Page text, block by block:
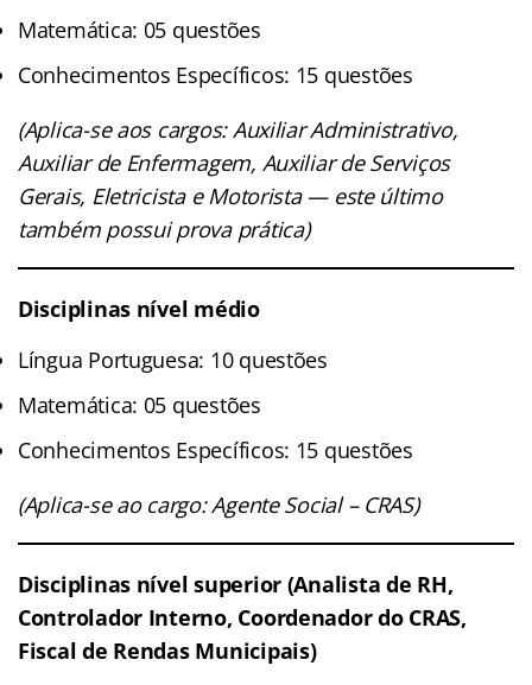
Matemática: 05 questões
Conhecimentos Específicos: 15 questões
(Aplica-se aos cargos: Auxiliar Administrativo,
Auxiliar de Enfermagem, Auxiliar de Serviços
Gerais, Eletricista e Motorista — este último
também possui prova prática)
Disciplinas nível médio
Língua Portuguesa: 10 questões
Matemática: 05 questões
Conhecimentos Específicos: 15 questões
(Aplica-se ao cargo: Agente Social – CRAS)
Disciplinas nível superior (Analista de RH,
Controlador Interno, Coordenador do CRAS,
Fiscal de Rendas Municipais)